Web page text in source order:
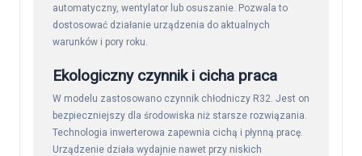
automatyczny, wentylator lub osuszanie. Pozwala to
dostosować działanie urządzenia do aktualnych
warunków i pory roku.
Ekologiczny czynnik i cicha praca
W modelu zastosowano czynnik chłodniczy R32. Jest on
bezpieczniejszy dla środowiska niż starsze rozwiązania.
Technologia inwerterowa zapewnia cichą i płynną pracę.
Urządzenie działa wydajnie nawet przy niskich